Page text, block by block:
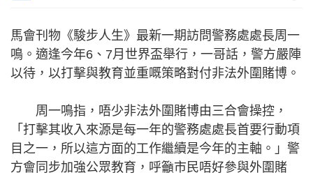
馬會刊物《駿步人生》最新一期訪問警務處處長周一
鳴。適逢今年6、7月世界盃舉行，一哥話，警方嚴陣
以待，以打擊與教育並重嘅策略對付非法外圍賭博。
周一鳴指，唔少非法外圍賭博由三合會操控，
「打擊其收入來源是每一年的警務處處長首要行動項
目之一，所以這方面的工作繼續是今年的主軸。」警
方會同步加強公眾教育，呼籲市民唔好參與外圍賭